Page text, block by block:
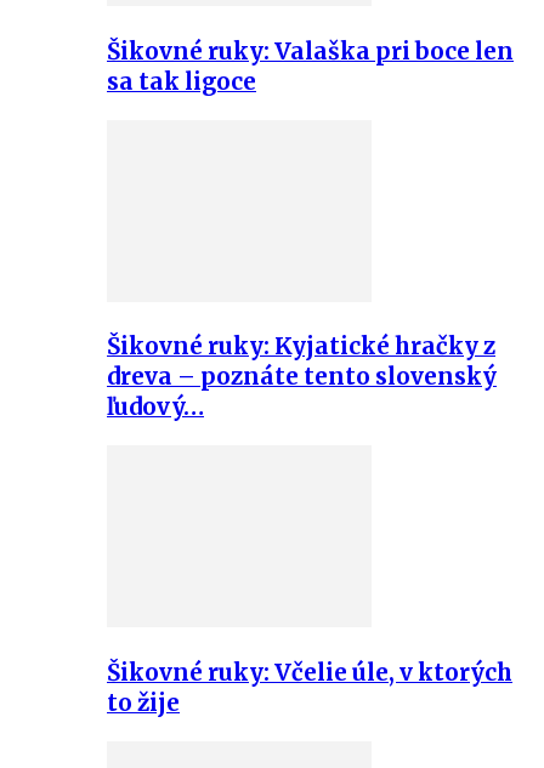
Šikovné ruky: Valaška pri boce len
sa tak ligoce
Šikovné ruky: Kyjatické hračky z
dreva – poznáte tento slovenský
ľudový…
Šikovné ruky: Včelie úle, v ktorých
to žije